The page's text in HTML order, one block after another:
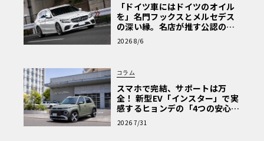
「ドイツ車にはドイツのオイル
を」名門フックスとメルセデス
の深い縁。名店が推す公認の安
心と、Cクラスで味わうシルキー
な走り〈PR〉
2026 8/6
コラム
スマホで完結、サポートは万
全！ 新型EV「インスター」で実
感するヒョンデの「4つの安心」
【第1回・ヒョンデ6つの疑問：
Why? Hyundai?】〈PR〉
2026 7/31